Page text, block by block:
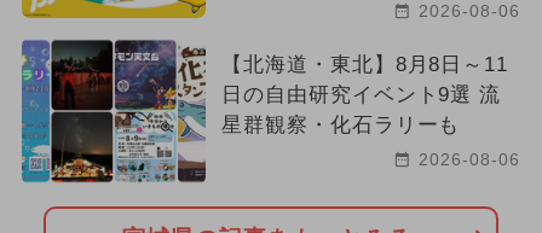
2026-08-06
【北海道・東北】8月8日～11
日の自由研究イベント9選 流
星群観察・化石ラリーも
2026-08-06